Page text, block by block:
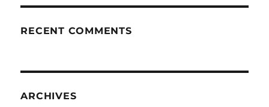
RECENT COMMENTS
ARCHIVES